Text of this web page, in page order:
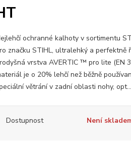
ochranné kalhoty v sortimentu
značku STIHL, ultralehký a perfektně
vrstva AVERTIC ™ pro lite (EN
je o 20% lehčí než běžně
větrání v zadní oblasti nohy, opt...
Dostupnost Není